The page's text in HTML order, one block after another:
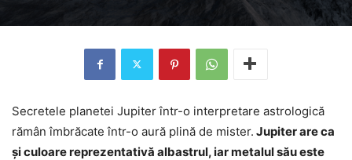
Secretele planetei Jupiter într-o interpretare astrologică
rămân îmbrăcate într-o aură plină de mister. Jupiter are ca
și culoare reprezentativă albastrul, iar metalul său este